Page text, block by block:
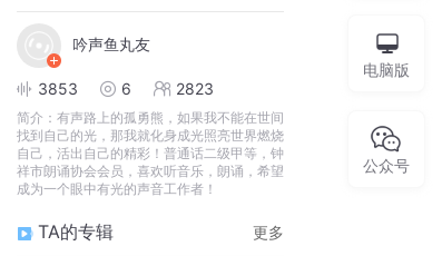
吟声鱼丸友
3853 6 2823
简介： 有声路上的孤勇熊，如果我不能在世间
找到自己的光，那我就化身成光照亮世界燃烧
自己，活出自己的精彩！普通话二级甲等，钟
祥市朗诵协会会员，喜欢听音乐，朗诵，希望
成为一个眼中有光的声音工作者！
TA的专辑 更多
电脑版
公众号